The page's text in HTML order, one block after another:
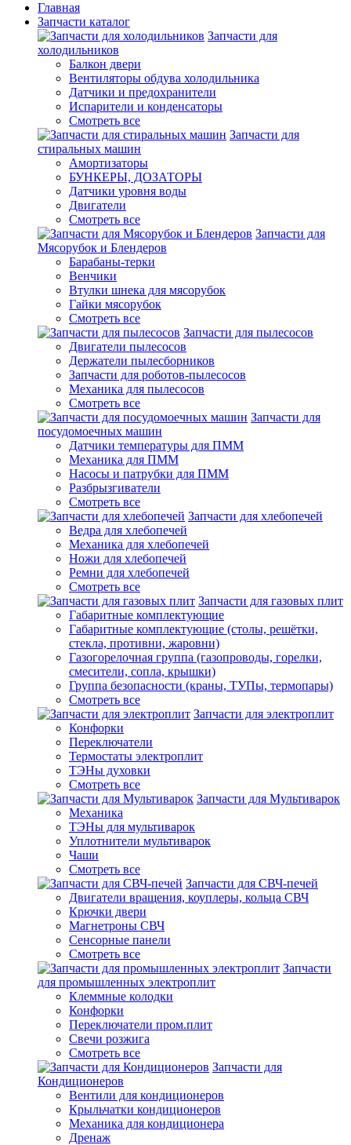
Главная
Запчасти каталог
Запчасти для
холодильников
Балкон двери
Вентиляторы обдува холодильника
Датчики и предохранители
Испарители и конденсаторы
Смотреть все
Запчасти для
стиральных машин
Амортизаторы
БУНКЕРЫ, ДОЗАТОРЫ
Датчики уровня воды
Двигатели
Смотреть все
Запчасти для
Мясорубок и Блендеров
Барабаны-терки
Венчики
Втулки шнека для мясорубок
Гайки мясорубок
Смотреть все
Запчасти для пылесосов
Двигатели пылесосов
Держатели пылесборников
Запчасти для роботов-пылесосов
Механика для пылесосов
Смотреть все
Запчасти для
посудомоечных машин
Датчики температуры для ПММ
Механика для ПММ
Насосы и патрубки для ПММ
Разбрызгиватели
Смотреть все
Запчасти для хлебопечей
Ведра для хлебопечей
Механика для хлебопечей
Ножи для хлебопечей
Ремни для хлебопечей
Смотреть все
Запчасти для газовых плит
Габаритные комплектующие
Габаритные комплектующие (столы, решётки,
стекла, противни, жаровни)
Газогорелочная группа (газопроводы, горелки,
смесители, сопла, крышки)
Группа безопасности (краны, ТУПы, термопары)
Смотреть все
Запчасти для электроплит
Конфорки
Переключатели
Термостаты электроплит
ТЭНы духовки
Смотреть все
Запчасти для Мультиварок
Механика
ТЭНы для мультиварок
Уплотнители мультиварок
Чаши
Смотреть все
Запчасти для СВЧ-печей
Двигатели вращения, коуплеры, кольца СВЧ
Крючки двери
Магнетроны СВЧ
Сенсорные панели
Смотреть все
Запчасти
для промышленных электроплит
Клеммные колодки
Конфорки
Переключатели пром.плит
Свечи розжига
Смотреть все
Запчасти для
Кондиционеров
Вентили для кондиционеров
Крыльчатки кондиционеров
Механика для кондиционера
Дренаж